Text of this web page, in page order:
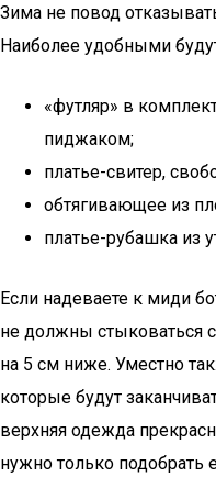
Зима не повод
Наиболее удобными
«футляр» в
пиджаком;
платье-свитер,
обтягивающее из
платье-рубашка из
Если надеваете к миди
не должны стыковаться
на 5 см ниже. Уместно
которые будут
верхняя одежда
нужно только подобрать